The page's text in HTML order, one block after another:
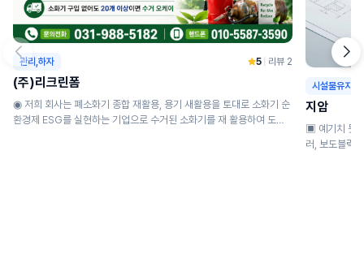
관리,하자 5 리뷰 2
(주)리크린폼
◉ 저희 회사는 폐소화기 종합 재활용, 용기 새활용을 토대로 소화기 순
환경제 ESG를 실현하는 기업으로 수거된 소화기를 재 활용하여 도로
시설물유지
지암
▣ 예기치 못한 사고,
러, 보도블럭